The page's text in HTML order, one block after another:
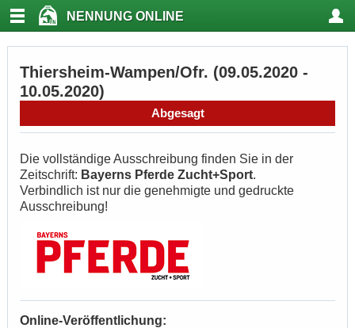
NENNUNG ONLINE
Thiersheim-Wampen/Ofr. (09.05.2020 -
10.05.2020)
Abgesagt
Die vollständige Ausschreibung finden Sie in der
Zeitschrift: Bayerns Pferde Zucht+Sport.
Verbindlich ist nur die genehmigte und gedruckte
Ausschreibung!
Online-Veröffentlichung: